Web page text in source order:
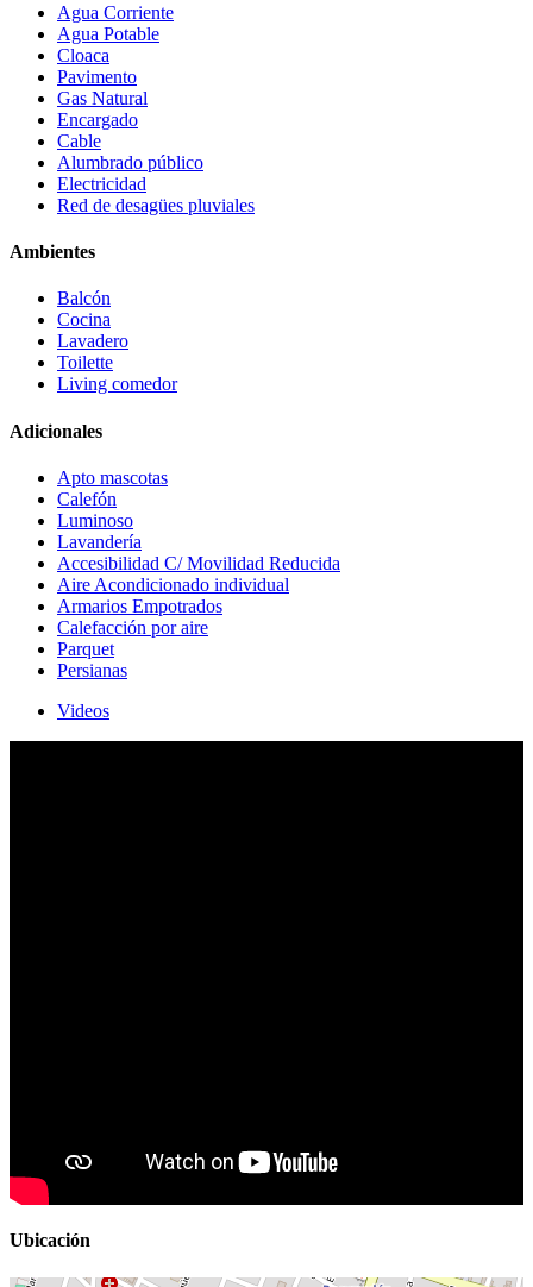
Agua Corriente
Agua Potable
Cloaca
Pavimento
Gas Natural
Encargado
Cable
Alumbrado público
Electricidad
Red de desagües pluviales
Ambientes
Balcón
Cocina
Lavadero
Toilette
Living comedor
Adicionales
Apto mascotas
Calefón
Luminoso
Lavandería
Accesibilidad C/ Movilidad Reducida
Aire Acondicionado individual
Armarios Empotrados
Calefacción por aire
Parquet
Persianas
Videos
Ubicación